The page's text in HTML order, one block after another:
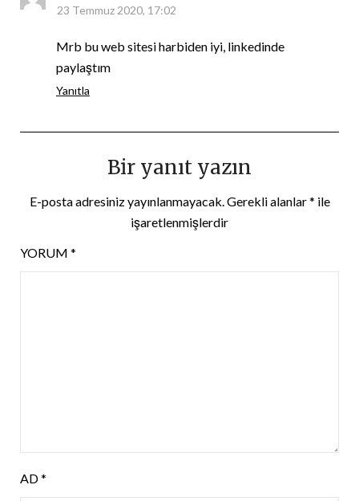
23 Temmuz 2020, 17:02
Mrb bu web sitesi harbiden iyi, linkedinde
paylaştım
Yanıtla
Bir yanıt yazın
E-posta adresiniz yayınlanmayacak.Gerekli alanlar* ile
işaretlenmişlerdir
YORUM *
AD*